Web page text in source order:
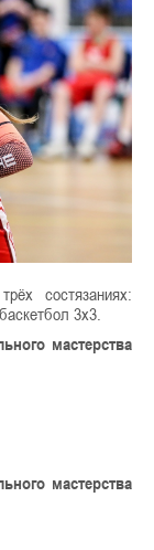
состязаниях:
3х3.
мастерства
мастерства